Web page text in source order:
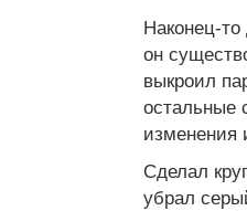
Наконец-
он
выкроил
остальные
изменения
Сделал
убрал